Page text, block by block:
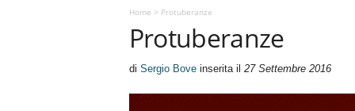
r
Home > Protuberanze
Protuberanze
di Sergio Boveinserita il 27 Settembre 2016